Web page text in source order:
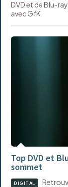
DVD et de Blu-
avec GfK.
Top DVD et
sommet
DIGITAL